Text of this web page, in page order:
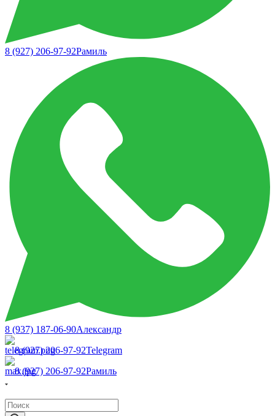
8 (927) 206-97-92Рамиль
8 (937) 187-06-90Александр
8 (927) 206-97-92Telegram
8 (927) 206-97-92Рамиль